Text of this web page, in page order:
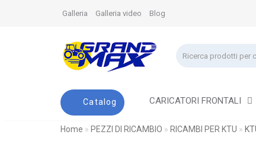
Galleria Galleria video Blog
Catalog CARICATORI FRONTALI
Home PEZZI DI RICAMBIO RICAMBI PER KTU